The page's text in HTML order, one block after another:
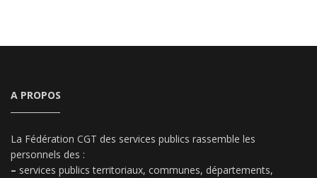
A PROPOS
La Fédération CGT des services publics rassemble les
personnels des :
– services publics territoriaux, communes, départements,